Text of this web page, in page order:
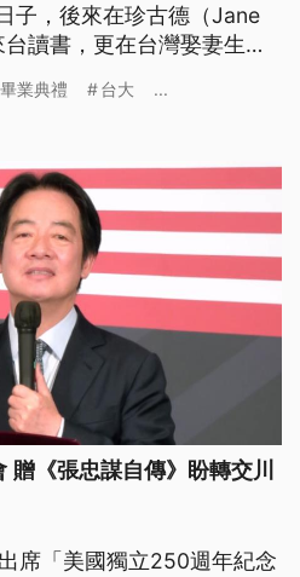
子，後來在珍古德（Jane
讀書，更在台灣娶妻生
。
畢業典禮 台大 ...
《張忠謀自傳》盼轉交川
席「美國獨立250週年紀念